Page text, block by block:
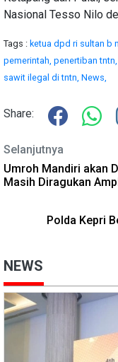
Nasional Tesso Nilo
Tags : ketua dpd ri sultan b
pemerintah, penertiban tntn,
sawit ilegal di tntn, News,
Share:
Selanjutnya
Umroh Mandiri akan
Masih Diragukan
Polda Kepri
NEWS